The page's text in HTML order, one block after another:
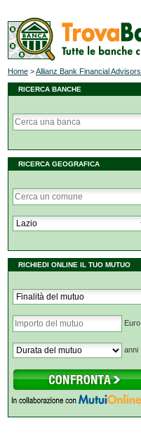
Home >Allianz Bank Financial Advisors
RICERCA BANCHE
RICERCA GEOGRAFICA
RICHIEDI ONLINE IL TUO MUTUO
Euro
anni